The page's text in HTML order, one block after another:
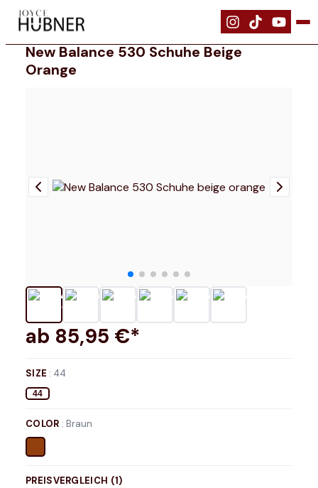
| Schuhe | New Balance 530 Schuhe beige orange
New Balance 530 Schuhe Beige
Orange
ab 85,95 €*
SIZE : 44
44
COLOR : Braun
PREISVERGLEICH (1)